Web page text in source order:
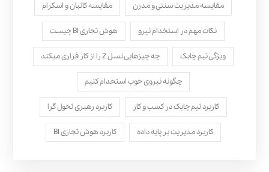
مقایسه مدیریت سنتی و مدرن مقایسه کانبان و اسکرام
نکات مهم در استخدام نیرو هوش تجاری BI چیست
ویژگی تیم چابک چه چیزهایی نسل Z را از کار فراری میکند
چگونه نیروی خوب استخدام کنیم
کاربرد تیم چابک در کسب و کار کاربرد رهبری تحول‌ گرا
کاربرد مدیریت بر پایه داده کاربرد هوش تجاری BI